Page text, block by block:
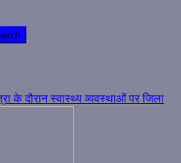
के दौरान स्वास्थ्य व्यवस्थाओं पर जिला